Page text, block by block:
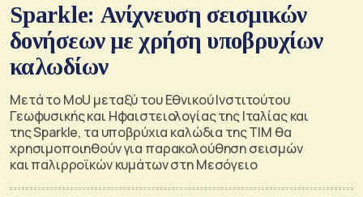
Sparkle: Ανίχνευση σεισμικών
δονήσεων με χρήση υποβρυχίων
καλωδίων
Μετά το MoU μεταξύ του Εθνικού Ινστιτούτου
Γεωφυσικής και Ηφαιστειολογίας της Ιταλίας και
της Sparkle, τα υποβρύχια καλώδια της TIM θα
χρησιμοποιηθούν για παρακολούθηση σεισμών
και παλιρροϊκών κυμάτων στη Μεσόγειο